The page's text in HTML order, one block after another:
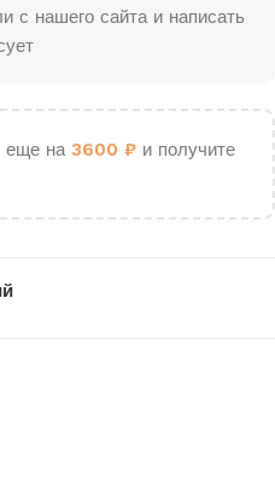
с нашего сайта и написать
еще на 3600 ₽ и получите